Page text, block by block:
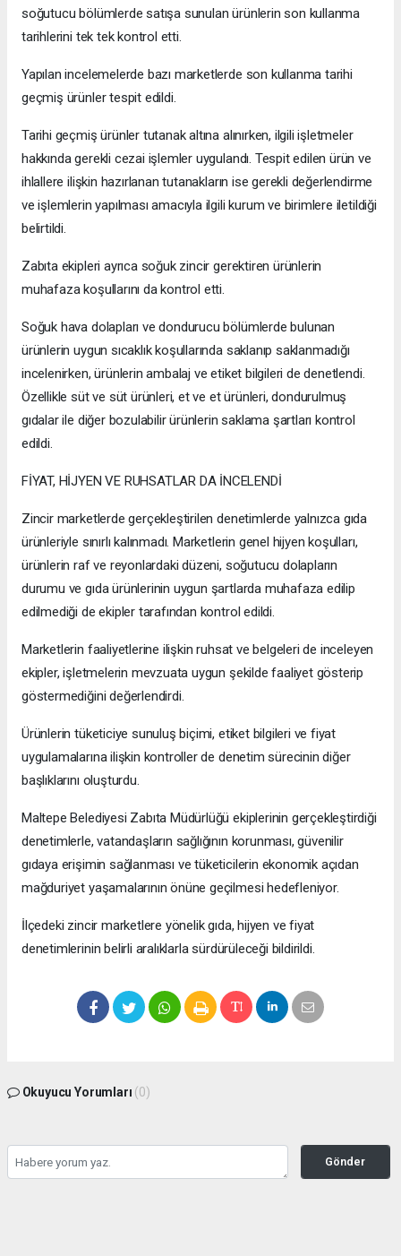
soğutucu bölümlerde satışa sunulan ürünlerin son kullanma
tarihlerini tek tek kontrol etti.
Yapılan incelemelerde bazı marketlerde son kullanma tarihi
geçmiş ürünler tespit edildi.
Tarihi geçmiş ürünler tutanak altına alınırken, ilgili işletmeler
hakkında gerekli cezai işlemler uygulandı. Tespit edilen ürün ve
ihlallere ilişkin hazırlanan tutanakların ise gerekli değerlendirme
ve işlemlerin yapılması amacıyla ilgili kurum ve birimlere iletildiği
belirtildi.
Zabıta ekipleri ayrıca soğuk zincir gerektiren ürünlerin
muhafaza koşullarını da kontrol etti.
Soğuk hava dolapları ve dondurucu bölümlerde bulunan
ürünlerin uygun sıcaklık koşullarında saklanıp saklanmadığı
incelenirken, ürünlerin ambalaj ve etiket bilgileri de denetlendi.
Özellikle süt ve süt ürünleri, et ve et ürünleri, dondurulmuş
gıdalar ile diğer bozulabilir ürünlerin saklama şartları kontrol
edildi.
FİYAT, HİJYEN VE RUHSATLAR DA İNCELENDİ
Zincir marketlerde gerçekleştirilen denetimlerde yalnızca gıda
ürünleriyle sınırlı kalınmadı. Marketlerin genel hijyen koşulları,
ürünlerin raf ve reyonlardaki düzeni, soğutucu dolapların
durumu ve gıda ürünlerinin uygun şartlarda muhafaza edilip
edilmediği de ekipler tarafından kontrol edildi.
Marketlerin faaliyetlerine ilişkin ruhsat ve belgeleri de inceleyen
ekipler, işletmelerin mevzuata uygun şekilde faaliyet gösterip
göstermediğini değerlendirdi.
Ürünlerin tüketiciye sunuluş biçimi, etiket bilgileri ve fiyat
uygulamalarına ilişkin kontroller de denetim sürecinin diğer
başlıklarını oluşturdu.
Maltepe Belediyesi Zabıta Müdürlüğü ekiplerinin gerçekleştirdiği
denetimlerle, vatandaşların sağlığının korunması, güvenilir
gıdaya erişimin sağlanması ve tüketicilerin ekonomik açıdan
mağduriyet yaşamalarının önüne geçilmesi hedefleniyor.
İlçedeki zincir marketlere yönelik gıda, hijyen ve fiyat
denetimlerinin belirli aralıklarla sürdürüleceği bildirildi.
Okuyucu Yorumları (0)
Gönder